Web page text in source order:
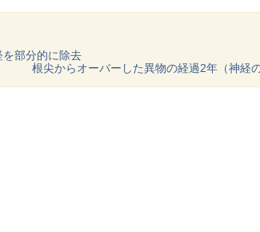
部分的に除去
根尖からオーバーした異物の経過2年（神経